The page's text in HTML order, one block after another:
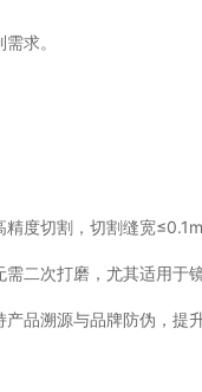
求。
度切割，切割缝宽
二次打磨，尤其适用于
品溯源与品牌防伪，提